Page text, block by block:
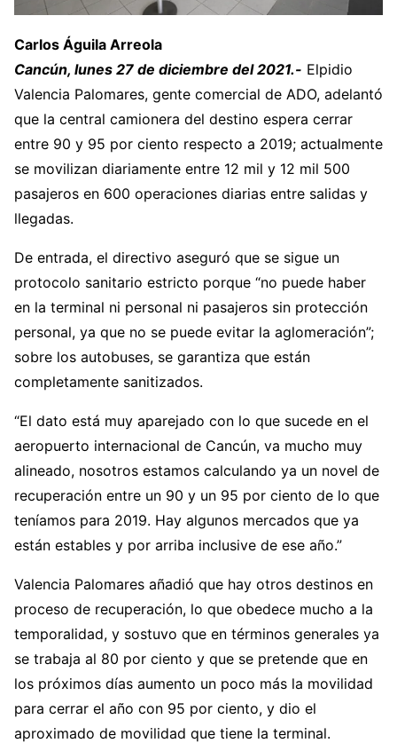
Carlos Águila Arreola
Cancún, lunes 27 de diciembre del 2021.- Elpidio
Valencia Palomares, gente comercial de ADO, adelantó
que la central camionera del destino espera cerrar
entre 90 y 95 por ciento respecto a 2019; actualmente
se movilizan diariamente entre 12 mil y 12 mil 500
pasajeros en 600 operaciones diarias entre salidas y
llegadas.
De entrada, el directivo aseguró que se sigue un
protocolo sanitario estricto porque “no puede haber
en la terminal ni personal ni pasajeros sin protección
personal, ya que no se puede evitar la aglomeración”;
sobre los autobuses, se garantiza que están
completamente sanitizados.
“El dato está muy aparejado con lo que sucede en el
aeropuerto internacional de Cancún, va mucho muy
alineado, nosotros estamos calculando ya un novel de
recuperación entre un 90 y un 95 por ciento de lo que
teníamos para 2019. Hay algunos mercados que ya
están estables y por arriba inclusive de ese año.”
Valencia Palomares añadió que hay otros destinos en
proceso de recuperación, lo que obedece mucho a la
temporalidad, y sostuvo que en términos generales ya
se trabaja al 80 por ciento y que se pretende que en
los próximos días aumento un poco más la movilidad
para cerrar el año con 95 por ciento, y dio el
aproximado de movilidad que tiene la terminal.